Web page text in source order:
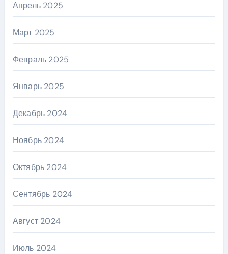
Апрель 2025
Март 2025
Февраль 2025
Январь 2025
Декабрь 2024
Ноябрь 2024
Октябрь 2024
Сентябрь 2024
Август 2024
Июль 2024